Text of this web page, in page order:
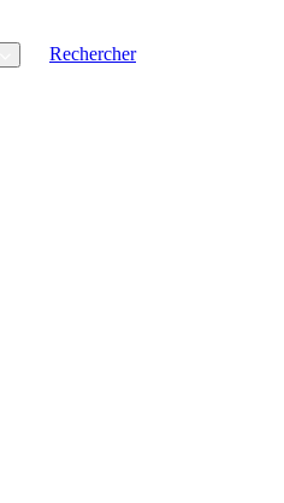
Rechercher